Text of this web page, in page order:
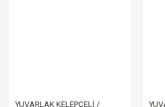
YUVARLAK KELEPÇELİ /